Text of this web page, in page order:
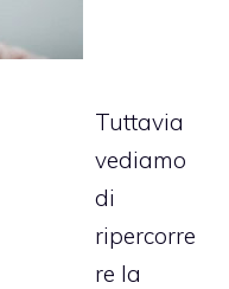
Tuttavia
vediamo
di
ripercorre
re la